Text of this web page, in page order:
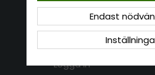
Jag vill göra en retur
Köpvillkor
Logga in
Endast